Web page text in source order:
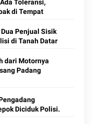
Toleransi,
di Tempat
Penjual Sisik
di Tanah Datar
dari Motornya
Padang
Diciduk Polisi.